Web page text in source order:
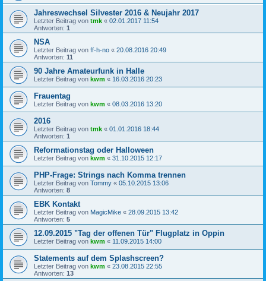
Jahreswechsel Silvester 2016 & Neujahr 2017
Letzter Beitrag von tmk « 02.01.2017 11:54
Antworten: 1
NSA
Letzter Beitrag von ff-h-no « 20.08.2016 20:49
Antworten: 11
90 Jahre Amateurfunk in Halle
Letzter Beitrag von kwm « 16.03.2016 20:23
Frauentag
Letzter Beitrag von kwm « 08.03.2016 13:20
2016
Letzter Beitrag von tmk « 01.01.2016 18:44
Antworten: 1
Reformationstag oder Halloween
Letzter Beitrag von kwm « 31.10.2015 12:17
PHP-Frage: Strings nach Komma trennen
Letzter Beitrag von Tommy « 05.10.2015 13:06
Antworten: 8
EBK Kontakt
Letzter Beitrag von MagicMike « 28.09.2015 13:42
Antworten: 5
12.09.2015 "Tag der offenen Tür" Flugplatz in Oppin
Letzter Beitrag von kwm « 11.09.2015 14:00
Statements auf dem Splashscreen?
Letzter Beitrag von kwm « 23.08.2015 22:55
Antworten: 13